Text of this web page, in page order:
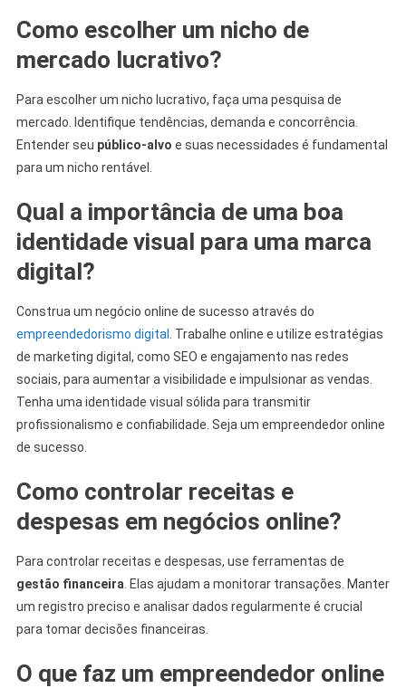
Como escolher um nicho de
mercado lucrativo?
Para escolher um nicho lucrativo, faça uma pesquisa de
mercado. Identifique tendências, demanda e concorrência.
Entender seu público-alvo e suas necessidades é fundamental
para um nicho rentável.
Qual a importância de uma boa
identidade visual para uma marca
digital?
Construa um negócio online de sucesso através do
empreendedorismo digital
. Trabalhe online e utilize estratégias
de marketing digital, como SEO e engajamento nas redes
sociais, para aumentar a visibilidade e impulsionar as vendas.
Tenha uma identidade visual sólida para transmitir
profissionalismo e confiabilidade. Seja um empreendedor online
de sucesso.
Como controlar receitas e
despesas em negócios online?
Para controlar receitas e despesas, use ferramentas de
gestão financeira . Elas ajudam a monitorar transações. Manter
um registro preciso e analisar dados regularmente é crucial
para tomar decisões financeiras.
O que faz um empreendedor online